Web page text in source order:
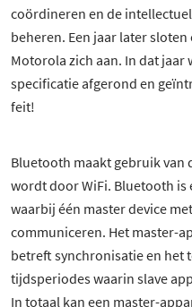
coördineren en de
beheren. Een jaar later
Motorola zich aan. In dat
specificatie afgerond en
feit!
Bluetooth maakt gebruik van
wordt door WiFi. Bluetooth
waarbij één master device
communiceren. Het master-
betreft synchronisatie en het
tijdsperiodes waarin slave
In totaal kan een master-